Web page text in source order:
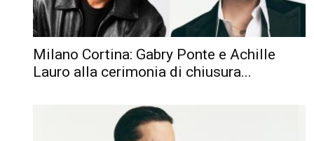
Milano Cortina: Gabry Ponte e Achille
Lauro alla cerimonia di chiusura...